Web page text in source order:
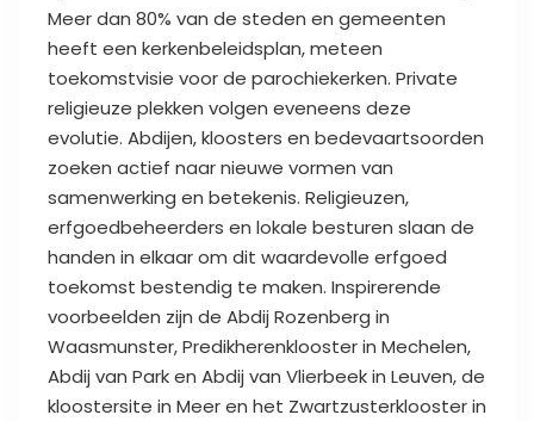
Meer dan 80% van de steden en gemeenten
heeft een kerkenbeleidsplan, meteen
toekomstvisie voor de parochiekerken. Private
religieuze plekken volgen eveneens deze
evolutie. Abdijen, kloosters en bedevaartsoorden
zoeken actief naar nieuwe vormen van
samenwerking en betekenis. Religieuzen,
erfgoedbeheerders en lokale besturen slaan de
handen in elkaar om dit waardevolle erfgoed
toekomst bestendig te maken. Inspirerende
voorbeelden zijn de Abdij Rozenberg in
Waasmunster, Predikherenklooster in Mechelen,
Abdij van Park en Abdij van Vlierbeek in Leuven, de
kloostersite in Meer en het Zwartzusterklooster in